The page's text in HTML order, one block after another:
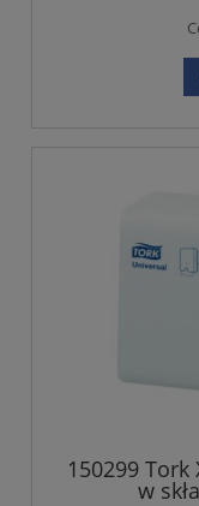
150299
w